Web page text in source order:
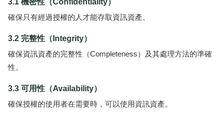
3.1 機密性（Confidentiality）
確保只有經過授權的人才能存取資訊資產。
3.2 完整性（Integrity）
確保資訊資產的完整性（Completeness）及其處理方法的準確
性。
3.3 可用性（Availability）
確保授權的使用者在需要時，可以使用資訊資產。